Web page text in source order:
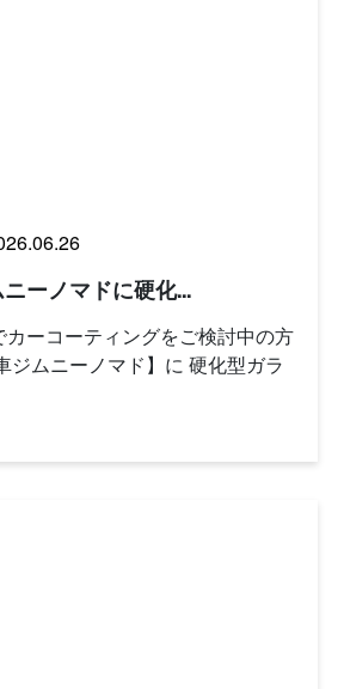
ニーノマドに硬化...
カーコーティングをご検討中の方
ジムニーノマド】に 硬化型ガラ